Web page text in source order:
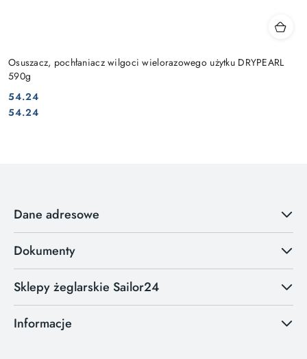
Osuszacz, pochłaniacz wilgoci wielorazowego użytku DRYPEARL
590g
Cena:
54.24
Cena:
54.24
Dane adresowe
Dokumenty
Sklepy żeglarskie Sailor24
Informacje